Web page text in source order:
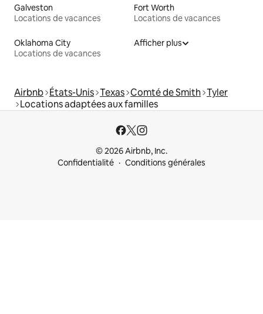
Galveston
Locations de vacances
Fort Worth
Locations de vacances
Oklahoma City
Locations de vacances
Afficher plus
Airbnb États-Unis Texas Comté de Smith Tyler
Locations adaptées aux familles
© 2026 Airbnb, Inc.
Confidentialité
Conditions générales